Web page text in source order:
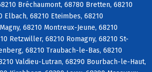
Bréchaumont, 68780 Bretten, 68210
Elbach, 68210 Eteimbes, 68210
68210 Montreux-Jeune, 68210
Retzwiller, 68210 Romagny, 68210 St-
68210 Traubach-le-Bas, 68210
Valdieu-Lutran, 68290 Bourbach-le-Haut,